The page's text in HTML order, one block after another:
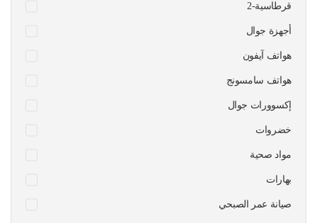
قرطاسية-2
أجهزة جوال
هواتف آيفون
هواتف سامسونج
إكسوورات جوال
خضروات
مواد صحية
بهارات
صيانة عمر الصبحي